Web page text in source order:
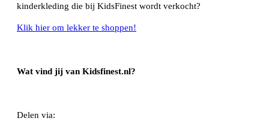
kinderkleding die bij KidsFinest wordt verkocht?
Klik hier om lekker te shoppen!
Wat vind jij van Kidsfinest.nl?
Delen via: